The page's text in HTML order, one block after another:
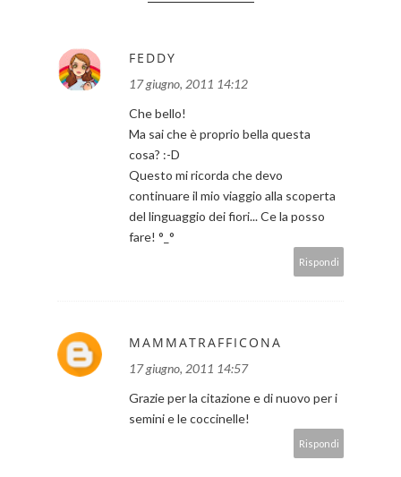
FEDDY
17 giugno, 2011 14:12
Che bello!
Ma sai che è proprio bella questa
cosa? :-D
Questo mi ricorda che devo
continuare il mio viaggio alla scoperta
del linguaggio dei fiori... Ce la posso
fare! °_°
Rispondi
MAMMATRAFFICONA
17 giugno, 2011 14:57
Grazie per la citazione e di nuovo per i
semini e le coccinelle!
Rispondi